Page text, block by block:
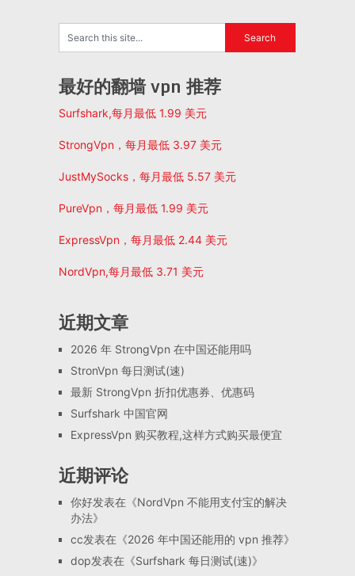
最好的翻墙 vpn 推荐
Surfshark,每月最低 1.99 美元
StrongVpn，每月最低 3.97 美元
JustMySocks，每月最低 5.57 美元
PureVpn，每月最低 1.99 美元
ExpressVpn，每月最低 2.44 美元
NordVpn,每月最低 3.71 美元
近期文章
2026 年 StrongVpn 在中国还能用吗
StronVpn 每日测试(速)
最新 StrongVpn 折扣优惠券、优惠码
Surfshark 中国官网
ExpressVpn 购买教程,这样方式购买最便宜
近期评论
你好发表在《NordVpn 不能用支付宝的解决
办法》
cc发表在《2026 年中国还能用的 vpn 推荐》
dop发表在《Surfshark 每日测试(速)》